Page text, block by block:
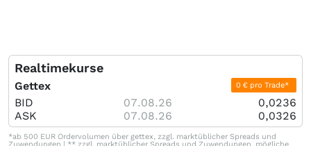
Realtimekurse
Gettex 0 € pro Trade*
BID 07.08.26
0,0236
ASK
07.08.26 0,0326
*ab 500 EUR Ordervolumen über gettex, zzgl. marktüblicher Spreads und
Zuwendungen | ** zzgl. marktüblicher Spreads und Zuwendungen, mögliche